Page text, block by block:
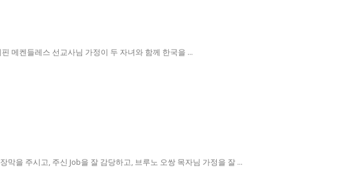
메켄들레스 선교사님 가정이 두 자녀와 함께 한국을 ...
을 주시고, 주신 Job을 잘 감당하고, 브루노 오쌍 목자님 가정을 잘 ...